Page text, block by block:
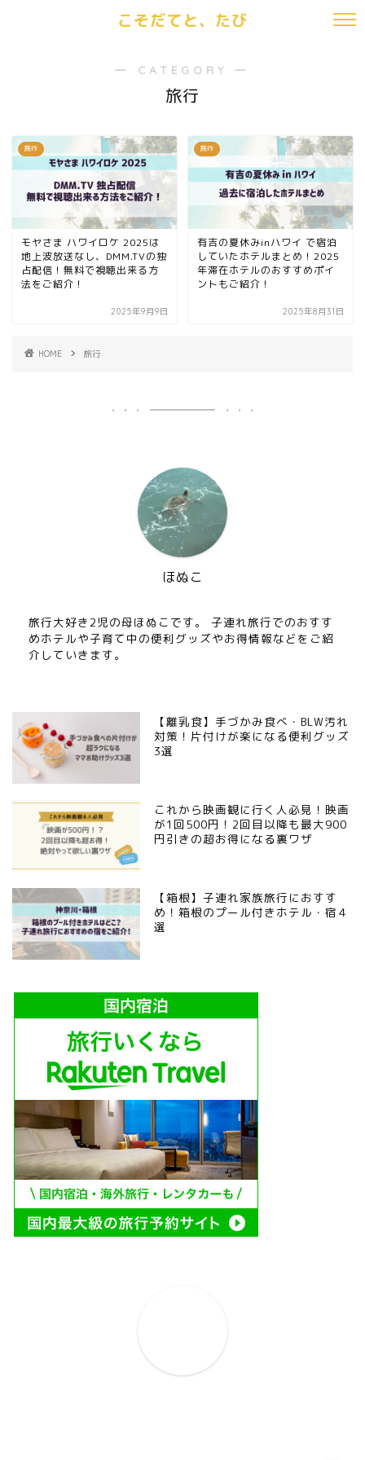
こそだてと、たび
― CATEGORY ―
旅行
旅行
モヤさま ハワイロケ 2025は
地上波放送なし、DMM.TVの独
占配信！無料で視聴出来る方
法をご紹介！
2025年9月9日
旅行
有吉の夏休みinハワイ で宿泊
していたホテルまとめ！2025
年滞在ホテルのおすすめポイ
ントもご紹介！
2025年8月31日
HOME 旅行
ほぬこ
旅行大好き2児の母ほぬこです。 子連れ旅行でのおすす
めホテルや子育て中の便利グッズやお得情報などをご紹
介していきます。
【離乳食】手づかみ食べ・BLW汚れ
対策！片付けが楽になる便利グッズ
3選
これから映画観に行く人必見！映画
が1回500円！2回目以降も最大900
円引きの超お得になる裏ワザ
【箱根】子連れ家族旅行におすす
め！箱根のプール付きホテル・宿４
選